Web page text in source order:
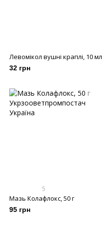
Левомікол вушні краплі, 10 мл
32 грн
5
Мазь Колафлокс, 50 г
95 грн